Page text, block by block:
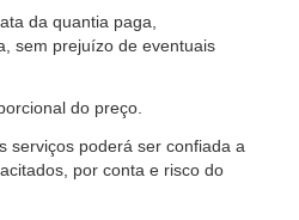
da quantia paga,
sem prejuízo de eventuais
do preço.
serviços poderá ser confiada a
por conta e risco do